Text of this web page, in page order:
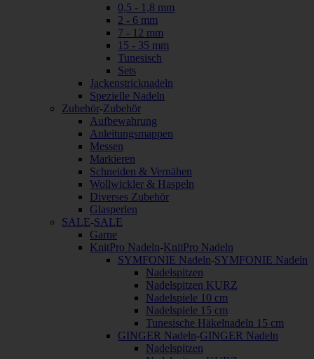
0,5 - 1,8 mm
2 - 6 mm
7 - 12 mm
15 - 35 mm
Tunesisch
Sets
Jackenstricknadeln
Spezielle Nadeln
Zubehör-Zubehör
Aufbewahrung
Anleitungsmappen
Messen
Markieren
Schneiden & Vernähen
Wollwickler & Haspeln
Diverses Zubehör
Glasperlen
SALE-SALE
Garne
KnitPro Nadeln-KnitPro Nadeln
SYMFONIE Nadeln-SYMFONIE Nadeln
Nadelspitzen
Nadelspitzen KURZ
Nadelspiele 10 cm
Nadelspiele 15 cm
Tunesische Häkelnadeln 15 cm
GINGER Nadeln-GINGER Nadeln
Nadelspitzen